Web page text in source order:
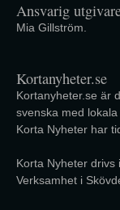
Ansvarig
Mia Gillström.
Kortanyheter.se
Kortanyheter.se är
svenska med
Korta Nyheter har
Korta Nyheter drivs
Verksamhet i